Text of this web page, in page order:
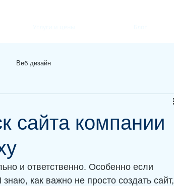
Веб дизайн
сайта компании
и ответственно. Особенно если
как важно не просто создать сайт,